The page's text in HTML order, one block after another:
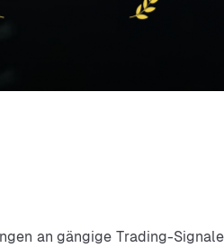
an gängige Trading-Signale